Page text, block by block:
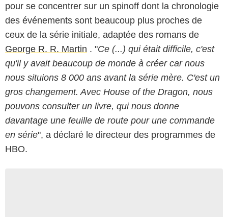
pour se concentrer sur un spinoff dont la chronologie
des événements sont beaucoup plus proches de
ceux de la série initiale, adaptée des romans de
George R. R. Martin . "Ce (...) qui était difficile, c'est
qu'il y avait beaucoup de monde à créer car nous
nous situions 8 000 ans avant la série mère. C'est un
gros changement. Avec House of the Dragon, nous
pouvons consulter un livre, qui nous donne
davantage une feuille de route pour une commande
en série", a déclaré le directeur des programmes de
HBO.